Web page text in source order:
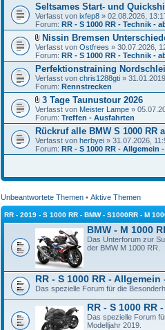
Seltsames Start- und
Verfasst von ixfep8 » 02.08.2026,
Forum: RR - S 1000 RR - Technik -
Nissin Bremsen
Verfasst von Ostfrees » 30.07.2026,
Forum: RR - S 1000 RR - Technik -
Perfektionstraining
Verfasst von chris1288gti »
Forum: Rennstrecken
3 Tage Taunustour 2026
Verfasst von Meister Lampe »
Forum: Treffen - Ausfahrten
Rückruf alle BMW S 1000 RR
Verfasst von herbyei » 31.07.2026,
Forum: RR - S 1000 RR - Allgemein
Unbeantwortete Themen • Aktive Themen
RR - 2019 - S 1000 RR - BMW - S1000RR - M
BMW - M 1000
Das Unterforum zur
der BMW M 1000 RR.
RR - S 1000 RR - Allgemein
Das spezielle Forum für die
RR - S 1000 RR
Das spezielle Forum
Modelljahr 2019.